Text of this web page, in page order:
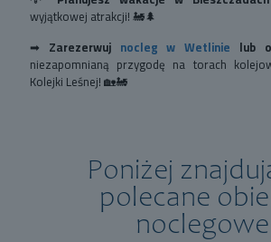
wyjątkowej atrakcji! 🚂🌲
➡ Zarezerwuj nocleg w Wetlinie lub
niezapomnianą przygodę na torach
Kolejki Leśnej! 🏡🚂
Poniżej
polecane
noclegowe